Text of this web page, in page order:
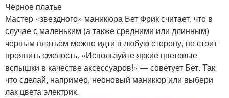
Черное платье
Мастер «звездного» маникюра Бет Фрик считает, что в
случае с маленьким (а также средними или длинным)
черным платьем можно идти в любую сторону, но стоит
проявить смелость. «Используйте яркие цветовые
вспышки в качестве аксессуаров!» — советует Бет. Так
что сделай, например, неоновый маникюр или выбери
лак цвета электрик.